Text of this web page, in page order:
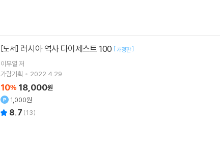
[도서] 러시아 역사 다이제스트 100 [개정판]
이무열 저
가람기획
2022.4.29.
10% 18,000원
1,000원
8.7 (13)